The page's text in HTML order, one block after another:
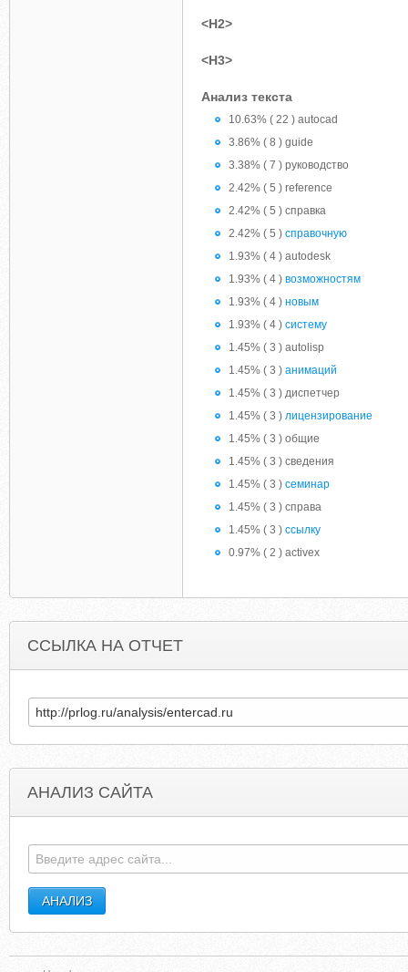
<H2>
<H3>
Анализ текста
10.63% ( 22 ) autocad
3.86% ( 8 ) guide
3.38% ( 7 ) руководство
2.42% ( 5 ) reference
2.42% ( 5 ) справка
2.42% ( 5 ) справочную
1.93% ( 4 ) autodesk
1.93% ( 4 ) возможностям
1.93% ( 4 ) новым
1.93% ( 4 ) систему
1.45% ( 3 ) autolisp
1.45% ( 3 ) анимаций
1.45% ( 3 ) диспетчер
1.45% ( 3 ) лицензирование
1.45% ( 3 ) общие
1.45% ( 3 ) сведения
1.45% ( 3 ) семинар
1.45% ( 3 ) справа
1.45% ( 3 ) ссылку
0.97% ( 2 ) activex
ССЫЛКА НА ОТЧЕТ
АНАЛИЗ САЙТА